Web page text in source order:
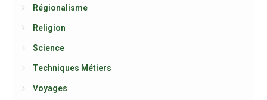
Régionalisme
Religion
Science
Techniques Métiers
Voyages